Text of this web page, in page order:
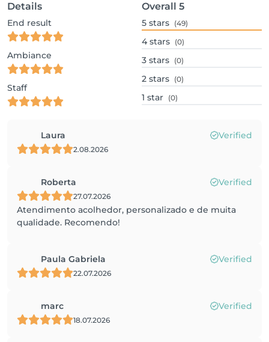
Details
End result
Ambiance
Staff
Overall 5
5 stars (49)
4 stars (0)
3 stars (0)
2 stars (0)
1 star (0)
Laura Verified
2.08.2026
Roberta Verified
27.07.2026
Atendimento acolhedor, personalizado e de muita
qualidade. Recomendo!
Paula Gabriela Verified
22.07.2026
marc Verified
18.07.2026